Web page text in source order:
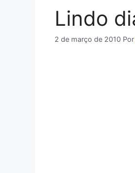
Lindo
2 de março de 2010 Por